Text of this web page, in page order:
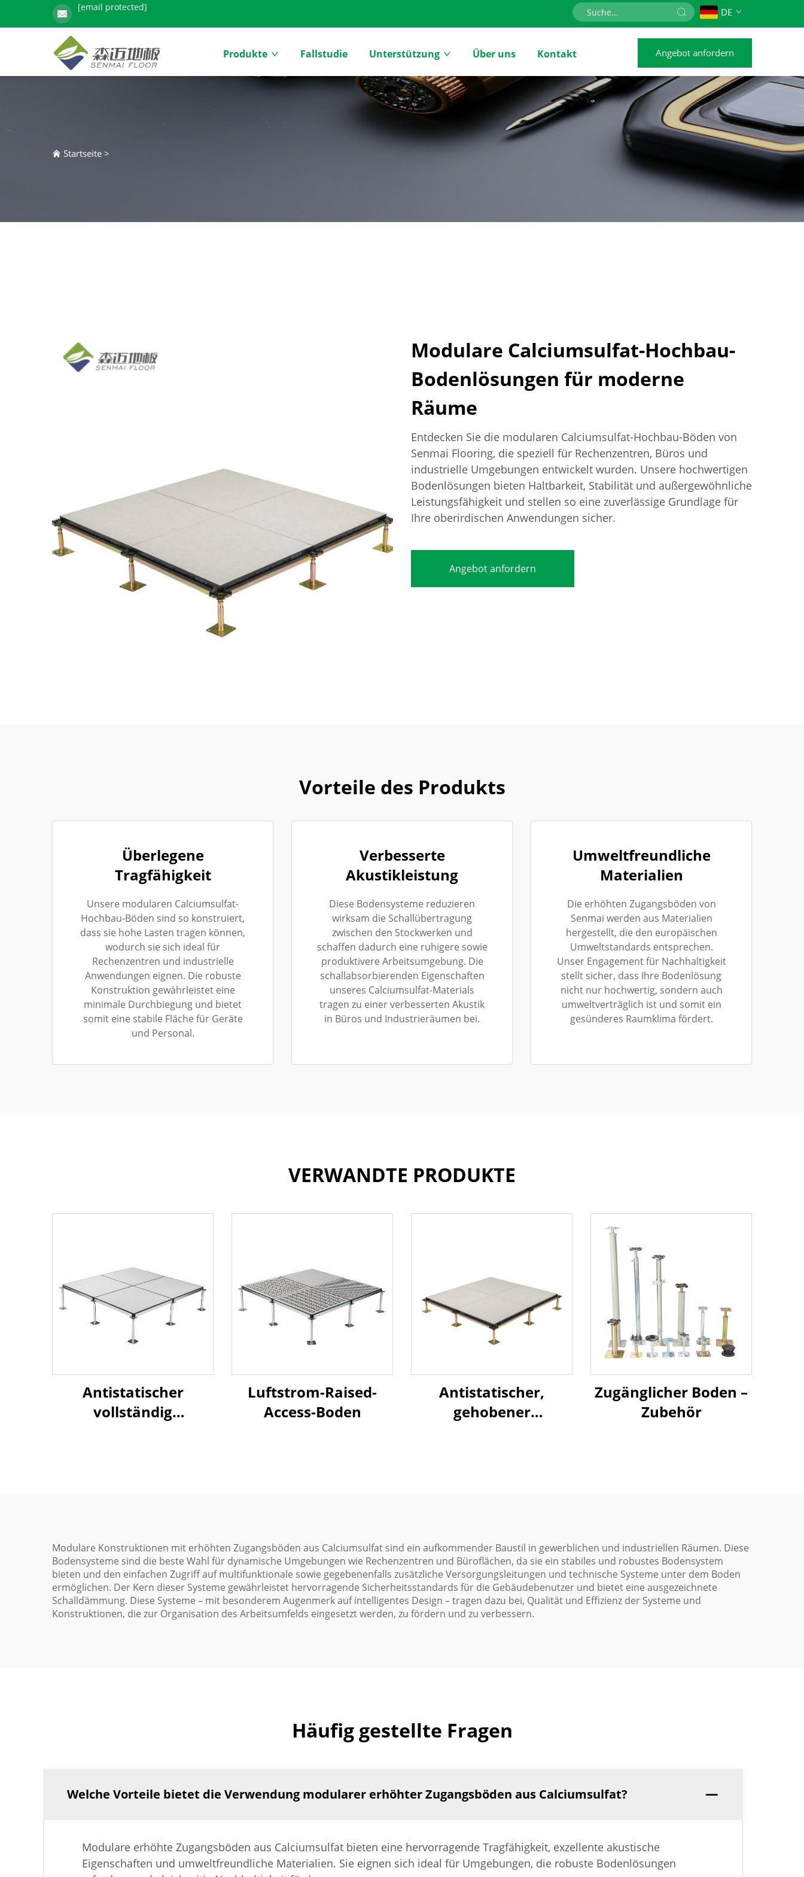
[email protected] DE
Produkte Fallstudie Unterstützung Über uns Kontakt Angebot anfordern
Startseite >
Modulare Calciumsulfat-Hochbau-
Bodenlösungen für moderne
Räume
Entdecken Sie die modularen Calciumsulfat-Hochbau-Böden von
Senmai Flooring, die speziell für Rechenzentren, Büros und
industrielle Umgebungen entwickelt wurden. Unsere hochwertigen
Bodenlösungen bieten Haltbarkeit, Stabilität und außergewöhnliche
Leistungsfähigkeit und stellen so eine zuverlässige Grundlage für
Ihre oberirdischen Anwendungen sicher.
Angebot anfordern
Vorteile des Produkts
Überlegene
Tragfähigkeit
Unsere modularen Calciumsulfat-
Hochbau-Böden sind so konstruiert,
dass sie hohe Lasten tragen können,
wodurch sie sich ideal für
Rechenzentren und industrielle
Anwendungen eignen. Die robuste
Konstruktion gewährleistet eine
minimale Durchbiegung und bietet
somit eine stabile Fläche für Geräte
und Personal.
Verbesserte
Akustikleistung
Diese Bodensysteme reduzieren
wirksam die Schallübertragung
zwischen den Stockwerken und
schaffen dadurch eine ruhigere sowie
produktivere Arbeitsumgebung. Die
schallabsorbierenden Eigenschaften
unseres Calciumsulfat-Materials
tragen zu einer verbesserten Akustik
in Büros und Industrieräumen bei.
Umweltfreundliche
Materialien
Die erhöhten Zugangsböden von
Senmai werden aus Materialien
hergestellt, die den europäischen
Umweltstandards entsprechen.
Unser Engagement für Nachhaltigkeit
stellt sicher, dass Ihre Bodenlösung
nicht nur hochwertig, sondern auch
umweltverträglich ist und somit ein
gesünderes Raumklima fördert.
VERWANDTE PRODUKTE
Antistatischer
vollständig
Luftstrom-Raised-
Access-Boden
Antistatischer,
gehobener
Zugänglicher Boden –
Zubehör
Modulare Konstruktionen mit erhöhten Zugangsböden aus Calciumsulfat sind ein aufkommender Baustil in gewerblichen und industriellen Räumen. Diese
Bodensysteme sind die beste Wahl für dynamische Umgebungen wie Rechenzentren und Büroflächen, da sie ein stabiles und robustes Bodensystem
bieten und den einfachen Zugriff auf multifunktionale sowie gegebenenfalls zusätzliche Versorgungsleitungen und technische Systeme unter dem Boden
ermöglichen. Der Kern dieser Systeme gewährleistet hervorragende Sicherheitsstandards für die Gebäudebenutzer und bietet eine ausgezeichnete
Schalldämmung. Diese Systeme – mit besonderem Augenmerk auf intelligentes Design – tragen dazu bei, Qualität und Effizienz der Systeme und
Konstruktionen, die zur Organisation des Arbeitsumfelds eingesetzt werden, zu fördern und zu verbessern.
Häufig gestellte Fragen
Welche Vorteile bietet die Verwendung modularer erhöhter Zugangsböden aus Calciumsulfat?
Modulare erhöhte Zugangsböden aus Calciumsulfat bieten eine hervorragende Tragfähigkeit, exzellente akustische
Eigenschaften und umweltfreundliche Materialien. Sie eignen sich ideal für Umgebungen, die robuste Bodenlösungen